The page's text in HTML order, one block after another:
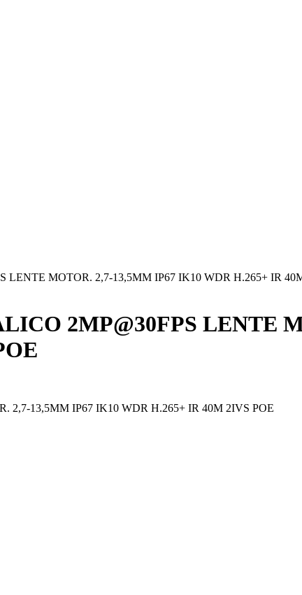
MOTOR. 2,7-13,5MM IP67 IK10 WDR H.265+ IR
2MP@30FPS LENTE
2,7-13,5MM IP67 IK10 WDR H.265+ IR 40M 2IVS POE